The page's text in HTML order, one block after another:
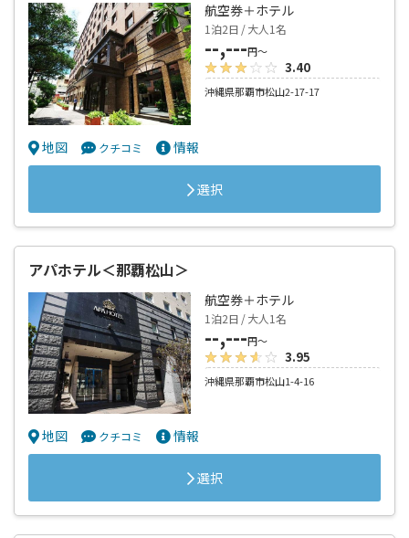
航空券＋ホテル
1泊2日 / 大人1名
--,---円～
3.40
沖縄県那覇市松山2-17-17
地図 クチコミ 情報
選択
アパホテル＜那覇松山＞
航空券＋ホテル
1泊2日 / 大人1名
--,---円～
3.95
沖縄県那覇市松山1-4-16
地図 クチコミ 情報
選択